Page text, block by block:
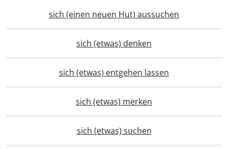
sich (einen neuen Hut) aussuchen
sich (etwas) denken
sich (etwas) entgehen lassen
sich (etwas) merken
sich (etwas) suchen